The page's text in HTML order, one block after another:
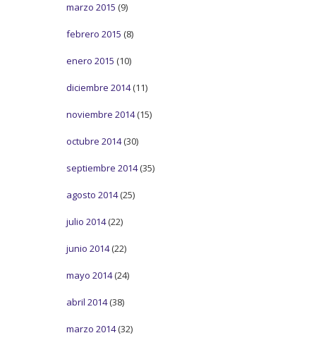
marzo 2015 (9)
febrero 2015 (8)
enero 2015 (10)
diciembre 2014(11)
noviembre 2014(15)
octubre 2014(30)
septiembre 2014(35)
agosto 2014(25)
julio 2014(22)
junio 2014(22)
mayo 2014(24)
abril 2014(38)
marzo 2014(32)